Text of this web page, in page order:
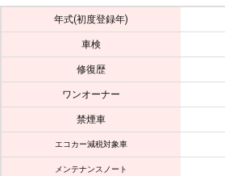
年式(初度登録年)
車検
修復歴
ワンオーナー
禁煙車
エコカー減税対象車
メンテナンスノート